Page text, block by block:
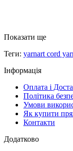
Показати ще
Теги: yarnart cord
Інформація
Оплата і
Політика
Умови
Як купити
Контакти
Додатково